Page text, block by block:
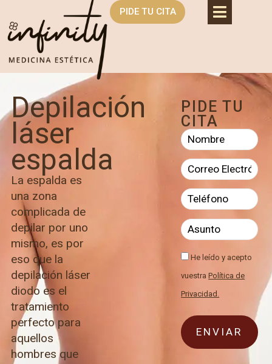
PIDE TU CITA
Depilación
láser
espalda
La espalda es
una zona
complicada de
depilar por uno
mismo, es por
eso que la
depilación láser
diodo es el
tratamiento
perfecto para
aquellos
hombres que
PIDE TU
CITA
He leído y acepto
vuestraPolítica de
Privacidad.